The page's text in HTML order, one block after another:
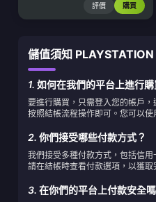
評價 購買
儲值須知
1. 如何在我們的平台上進行購
要進行購買，只需登入您的帳戶
按照結帳流程操作即可。您可以使
2. 你們接受哪些付款方式？
我們接受多種付款方式，包括信
請在結帳時查看付款選項，以獲取
3. 在你們的平台上付款安全嗎